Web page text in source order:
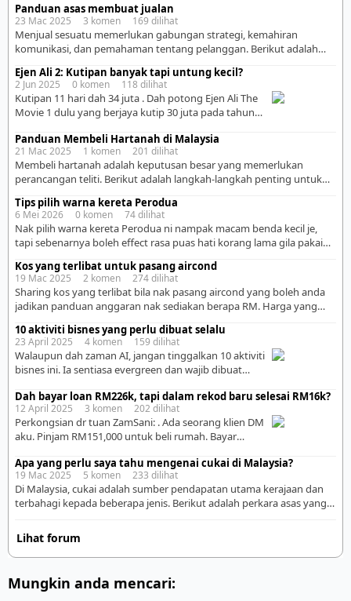
Panduan asas membuat jualan
23 Mac 2025 3 komen 169 dilihat
Menjual sesuatu memerlukan gabungan strategi, kemahiran
komunikasi, dan pemahaman tentang pelanggan. Berikut adalah
. 1. Fahami Produk atau Perkhidmatan Anda Anda mesti percaya
dengan apa yang anda jual. Jika anda sendiri ragu-ragu, pelanggan
juga akan berasa begitu. Ketahui: ✅ Manfaat – Bagaimana ia boleh
menyelesaikan masalah pelanggan? […]
Ejen Ali 2: Kutipan banyak tapi untung kecil?
2 Jun 2025 0 komen 118 dilihat
Kutipan 11 hari dah 34 juta . Dah potong Ejen Ali The
Movie 1 dulu yang berjaya kutip 30 juta pada tahun
dengan cuti sekolah masih panjang ni, target kutipan
60 juta berjaya diperoleh kot . Saya rasa dngan hype
skrg boleh cecah 80m! […]
Panduan Membeli Hartanah di Malaysia
21 Mac 2025 1 komen 201 dilihat
Membeli hartanah adalah keputusan besar yang memerlukan
perancangan teliti. Berikut adalah langkah-langkah penting untuk
Matlamat dan Bajet ✅ Tujuan Pembelian – Adakah anda membeli
untuk duduk sendiri, pelaburan, atau sewa? ✅ Tentukan Bajet – Kira
kemampuan kewangan anda dengan mengambil kira gaji,
simpanan, dan komitmen bulanan. ✅ […]
Tips pilih warna kereta Perodua
6 Mei 2026 0 komen 74 dilihat
Nak pilih warna kereta Perodua ni nampak macam benda kecil je,
tapi sebenarnya boleh effect rasa puas hati korang lama gila pakai
tapi lepas pakai baru perasan warna tu tak praktikal untuk lifestyle
sendiri. Kalau korang jenis busy, tak sempat nak basuh kereta selalu,
[…]
Kos yang terlibat untuk pasang aircond
19 Mac 2025 2 komen 274 dilihat
Sharing kos yang terlibat bila nak pasang aircond yang boleh anda
jadikan panduan anggaran nak sediakan berapa RM. Harga yang
non inverter,kualiti kerja,on time,tinggi rendah,tahap kesukaran
tempat. Contoh saya upah orang pasang aircond 1.5hp ni. 1 – kena
tengok dah ada point/suis/laluan wayar untuk aircond ke […]
10 aktiviti bisnes yang perlu dibuat selalu
23 April 2025 4 komen 159 dilihat
Walaupun dah zaman AI, jangan tinggalkan 10 aktiviti
bisnes ini. Ia sentiasa evergreen dan wajib dibuat
(Nama, Emel, Nombor Telefon, WhatsApp) • Boleh
guna AI untuk tarik prospek, tapi proses kumpul &
susun tetap kena buat. • Ini aset bisnes paling penting
untuk jangka panjang. . 2. […]
Dah bayar loan RM226k, tapi dalam rekod baru selesai RM16k?
12 April 2025 3 komen 202 dilihat
Perkongsian dr tuan ZamSani: . Ada seorang klien DM
aku. Pinjam RM151,000 untuk beli rumah. Bayar
195 bulan. Tapi bila semak semula, baki hutang masih
RM134,858.88. Maksudnya, selepas bayar hampir
RM226,200, hutang baru susut sekitar RM16,000 je.
Sekali dengar, macam mustahil. Tapi bila aku tengok
Apa yang perlu saya tahu mengenai cukai di Malaysia?
19 Mac 2025 5 komen 233 dilihat
Di Malaysia, cukai adalah sumber pendapatan utama kerajaan dan
terbahagi kepada beberapa jenis. Berikut adalah perkara asas yang
dua kategori utama: A. Cukai Langsung (dikendalikan oleh Lembaga
Hasil Dalam Negeri Malaysia – LHDN) ▪ Cukai Pendapatan:
Dikenakan kepada individu dan syarikat berdasarkan pendapatan
Lihat forum
Mungkin anda mencari: